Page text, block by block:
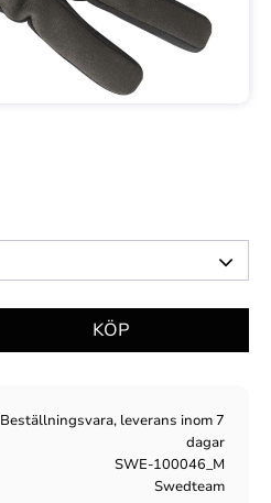
Beställningsvara, leverans inom 7
dagar
SWE-100046_M
Swedteam